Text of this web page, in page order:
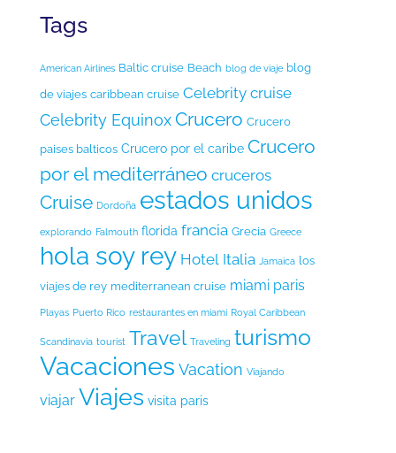
Tags
American Airlines Baltic cruise Beach blog de viaje blog
de viajes caribbean cruise Celebrity cruise
Celebrity EquinoxCrucero Crucero
paises balticos Crucero por el caribe Crucero
por el mediterráneo cruceros
Cruise Dordoña estados unidos
explorando Falmouth florida francia Grecia Greece
hola soy rey Hotel Italia Jamaica
los
viajes de rey mediterranean cruise miami paris
Playas Puerto Rico restaurantes en miami Royal Caribbean
Scandinavia tourist Travel Traveling turismo
Vacaciones Vacation Viajando
viajar Viajes visita paris